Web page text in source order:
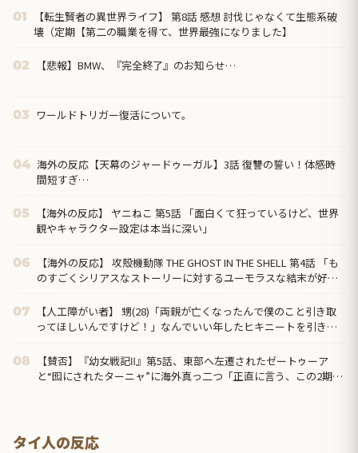
01
【転生賢者の異世界ライフ】 第8話 感想 討伐じゃなくて生態系破
壊（定期【第二の職業を得て、世界最強になりました】
02 【悲報】BMW、『完全終了』のお知らせ…
03 ワールドトリガー復活について。
04 海外の反応【天幕のジャードゥーガル】3話 復讐の誓い！体感時
間短すぎ…
05
【海外の反応】 ヤニねこ 第5話 「面白くて狂っているけど、世界
観やキャラクター設定は本当に深い」
06
【海外の反応】 攻殻機動隊 THE GHOST IN THE SHELL 第4話 「も
のすごくシリアスなストーリーに対するユーモラスな結末が好
07
【人工障がい者】 甥(28)「両親が亡くなったんで僕のこと引き取
ってほしいんですけど！」なんでいい年したヒキニートを引き取
08
【賛否】『幼女戦記Ⅱ』第5話、東部へ左遷されたゼートゥーア
と“囮にされたターニャ”に海外真っ二つ「正直に言う、この2期は
タイ人の反応